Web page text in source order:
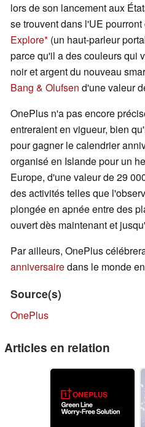
lors de son lancement aux
se trouvent dans l'UE pourront
Explore (un haut-parleur
parce qu'il a des couleurs qui
noir et argent du nouveau
Bang & Olufsen d'une valeur
OnePlus n'a pas encore
entreraient en vigueur, bien
pour gagner le calendrier
organisé en Islande pour un
Europe, d'une valeur de 29
des activités telles que
plongée en apnée entre des
ouvert dès maintenant et
Par ailleurs, OnePlus
anniversairedans le monde
Source(s)
OnePlus
Articles en relation